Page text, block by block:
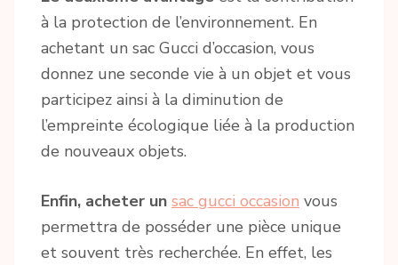
à la protection de l’environnement. En
achetant un sac Gucci d’occasion, vous
donnez une seconde vie à un objet et vous
participez ainsi à la diminution de
l’empreinte écologique liée à la production
de nouveaux objets.
Enfin, acheter un sac gucci occasion vous
permettra de posséder une pièce unique
et souvent très recherchée. En effet, les